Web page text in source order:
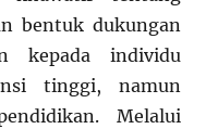
bentuk dukungan
kepada individu
tinggi, namun
Melalui